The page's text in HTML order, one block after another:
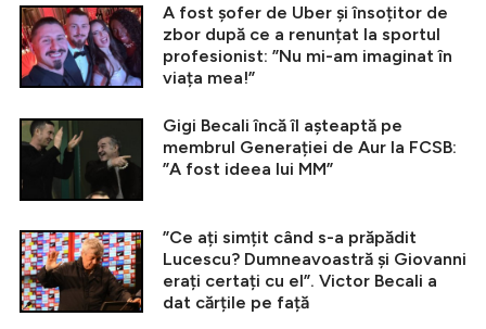
A fost șofer de Uber și însoțitor de
zbor după ce a renunțat la sportul
profesionist: ”Nu mi-am imaginat în
viața mea!”
Gigi Becali încă îl așteaptă pe
membrul Generației de Aur la FCSB:
”A fost ideea lui MM”
”Ce ați simțit când s-a prăpădit
Lucescu? Dumneavoastră și Giovanni
erați certați cu el”. Victor Becali a
dat cărțile pe față